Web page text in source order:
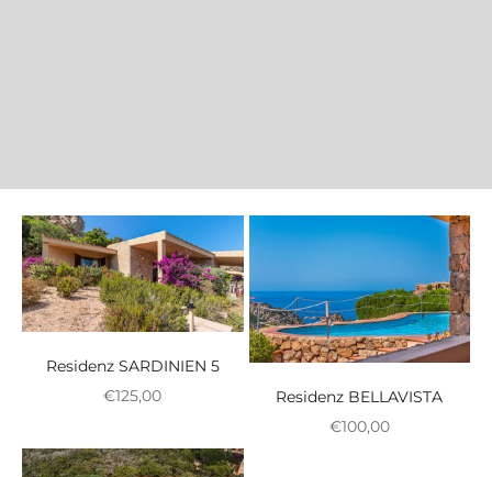
Residenz SARDINIEN 5
Reduzierter Preis
€125,00
Residenz BELLAVISTA
Reduzierter Preis
€100,00